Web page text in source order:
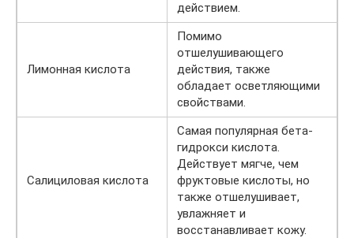
действием.
Лимонная кислота
Помимо
отшелушивающего
действия, также
обладает осветляющими
свойствами.
Салициловая кислота
Самая популярная бета-
гидрокси кислота.
Действует мягче, чем
фруктовые кислоты, но
также отшелушивает,
увлажняет и
восстанавливает кожу.